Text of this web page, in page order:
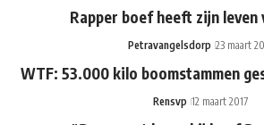
Rapper boef heeft zijn leven
Petravangelsdorp 23 maart
WTF: 53.000 kilo boomstammen
Rensvp 12 maart 2017